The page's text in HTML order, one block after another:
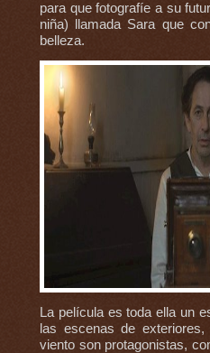
para que fotografíe a su
niña) llamada Sara que
belleza.
La película es toda ella un
las escenas de
viento son protagonistas,